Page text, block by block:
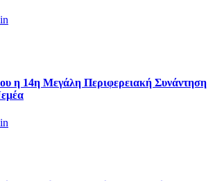
η 14η Μεγάλη Περιφερειακή Συνάντηση